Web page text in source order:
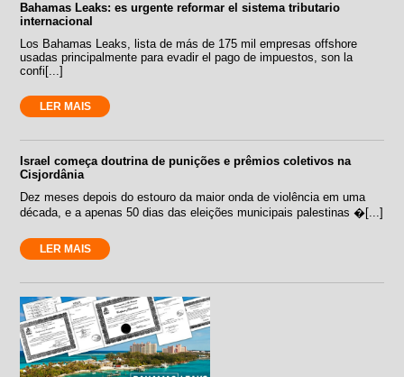
Bahamas Leaks: es urgente reformar el sistema tributario
internacional
Los Bahamas Leaks, lista de más de 175 mil empresas offshore
usadas principalmente para evadir el pago de impuestos, son la
confi[...]
LER MAIS
Israel começa doutrina de punições e prêmios coletivos na
Cisjordânia
Dez meses depois do estouro da maior onda de violência em uma
década, e a apenas 50 dias das eleições municipais palestinas �[...]
LER MAIS